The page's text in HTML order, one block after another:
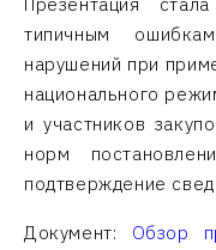
типичным
нарушений при
национального
и участников
норм
подтверждение
Документ: Обзор